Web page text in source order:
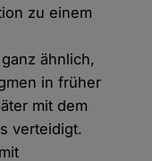
zu einem
ähnlich,
in früher
mit dem
verteidigt.